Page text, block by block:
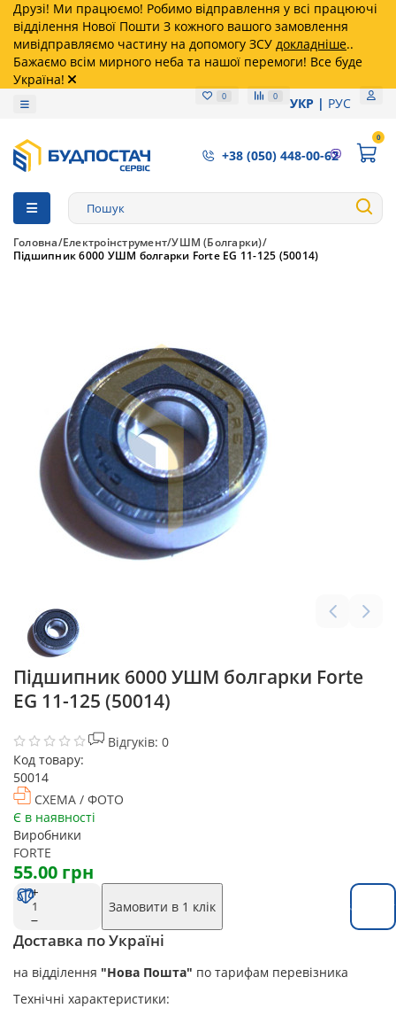
Друзі! Ми працюємо! Робимо відправлення у всі працюючі
відділення Нової Пошти З кожного вашого замовлення
мивідправляємо частину на допомогу ЗСУ докладніше..
Бажаємо всім мирного неба та нашої перемоги! Все буде
Україна!
0 0 УКР РУС
+38 (050) 448-00-62
0
Головна Електроінструмент УШМ (Болгарки)
Підшипник 6000 УШМ болгарки Forte EG 11-125 (50014)
Підшипник 6000 УШМ болгарки Forte
EG 11-125 (50014)
Відгуків: 0
Код товару:
50014
СХЕМА / ФОТО
Є в наявності
Виробники
FORTE
55.00 грн
Замовити в 1 клік
Доставка по Україні
на відділення "Нова Пошта" по тарифам перевізника
Технічні характеристики: